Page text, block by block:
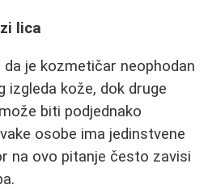
lica
je kozmetičar neophodan
izgleda kože, dok druge
biti podjednako
osobe ima jedinstvene
na ovo pitanje često zavisi